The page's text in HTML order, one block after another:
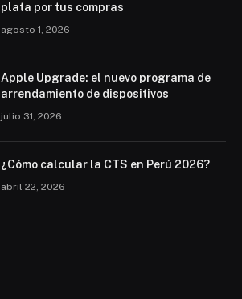
plata por tus compras
agosto 1, 2026
Apple Upgrade: el nuevo programa de
arrendamiento de dispositivos
julio 31, 2026
¿Cómo calcular la CTS en Perú 2026?
abril 22, 2026